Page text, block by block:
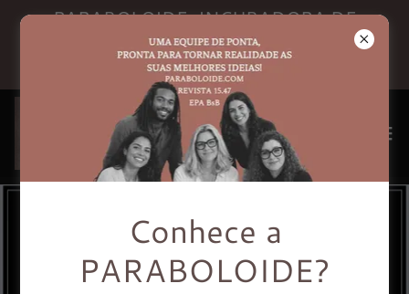
PARABOLOIDE. INCUBADORA DE
IDEIAS. EDITORA. REVISTA15.47.
Instituto E.P.A.BsB.
Conhece a
PARABOLOIDE?